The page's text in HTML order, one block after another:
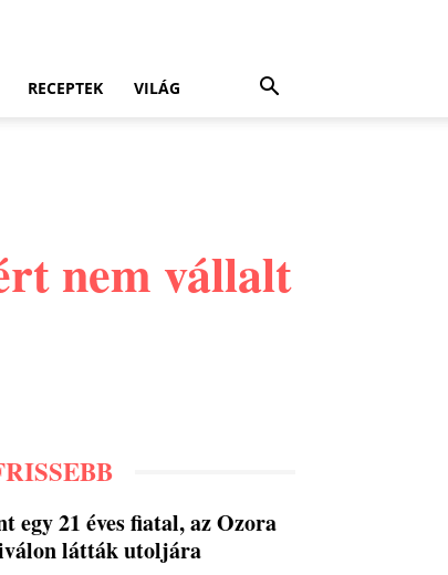
RECEPTEK VILÁG
nem vállalt
egy 21 éves fiatal, az Ozora
látták utoljára